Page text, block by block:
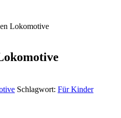
Lokomotive
Schlagwort: Für Kinder